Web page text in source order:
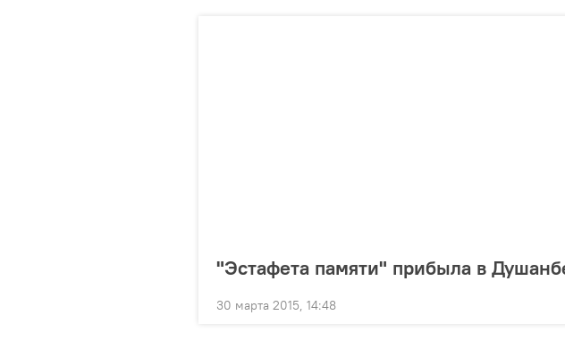
"Эстафета памяти" прибыла в
30 марта 2015, 14:48